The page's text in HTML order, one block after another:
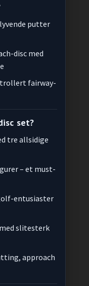
putter
disc med
fairway-
set?
tre allsidige
– et must-
entusiaster
slitesterk
approach